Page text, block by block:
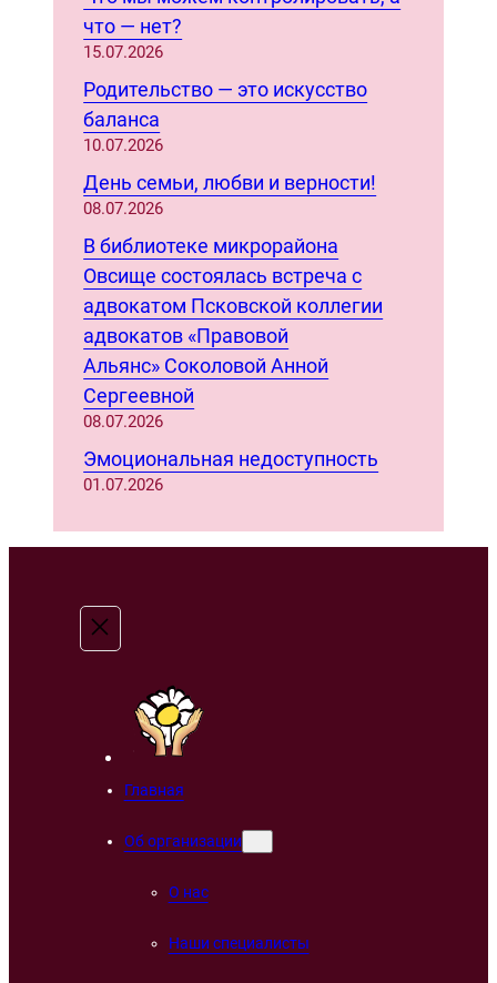
что — нет?
15.07.2026
Родительство — это искусство
баланса
10.07.2026
День семьи, любви и верности!
08.07.2026
В библиотеке микрорайона
Овсище состоялась встреча с
адвокатом Псковской коллегии
адвокатов «Правовой
Альянс» Соколовой Анной
Сергеевной
08.07.2026
Эмоциональная недоступность
01.07.2026
Главная
Об организации
О нас
Наши специалисты